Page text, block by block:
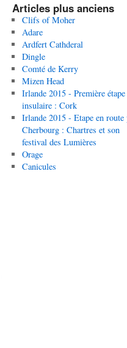
Articles plus anciens
Clifs of Moher
Adare
Ardfert Cathderal
Dingle
Comté de Kerry
Mizen Head
Irlande 2015 - Première étape
insulaire : Cork
Irlande 2015 - Etape en route
Cherbourg : Chartres et son
festival des Lumières
Orage
Canicules